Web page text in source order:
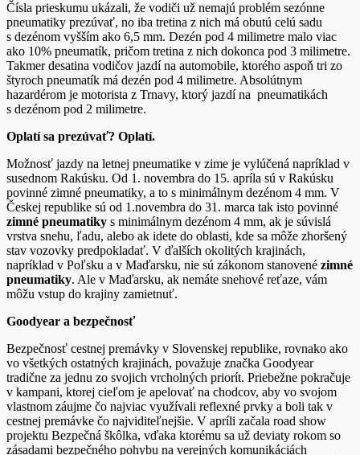
Čísla prieskumu ukázali, že vodiči už nemajú problém sezónne
pneumatiky prezúvať, no iba tretina z nich má obutú celú sadu
s dezénom vyšším ako 6,5 mm. Dezén pod 4 milimetre malo viac
ako 10% pneumatík, pričom tretina z nich dokonca pod 3 milimetre.
Takmer desatina vodičov jazdí na automobile, ktorého aspoň tri zo
štyroch pneumatík má dezén pod 4 milimetre. Absolútnym
hazardérom je motorista z Trnavy, ktorý jazdí na pneumatikách
s dezénom pod 2 milimetre.
Oplatí sa prezúvať? Oplatí.
Možnosť jazdy na letnej pneumatike v zime je vylúčená napríklad v
susednom Rakúsku. Od 1. novembra do 15. apríla sú v Rakúsku
povinné zimné pneumatiky, a to s minimálnym dezénom 4 mm. V
Českej republike sú od 1.novembra do 31. marca tak isto povinné
zimné pneumatiky s minimálnym dezénom 4 mm, ak je súvislá
vrstva snehu, ľadu, alebo ak idete do oblasti, kde sa môže zhoršený
stav vozovky predpokladať. V ďalších okolitých krajinách,
napríklad v Poľsku a v Maďarsku, nie sú zákonom stanovené zimné
pneumatiky. Ale v Maďarsku, ak nemáte snehové reťaze, vám
môžu vstup do krajiny zamietnuť. ​
Goodyear a bezpečnosť
Bezpečnosť cestnej premávky v Slovenskej republike, rovnako ako
vo všetkých ostatných krajinách, považuje značka Goodyear
tradične za jednu zo svojich vrcholných priorít. Priebežne pokračuje
v kampani, ktorej cieľom je apelovať na chodcov, aby vo svojom
vlastnom záujme čo najviac využívali reflexné prvky a boli tak v
cestnej premávke čo najviditeľnejšie. V apríli začala road show
projektu Bezpečná škôlka, vďaka ktorému sa už deviaty rokom so
zásadami bezpečného pohybu na verejných komunikáciách